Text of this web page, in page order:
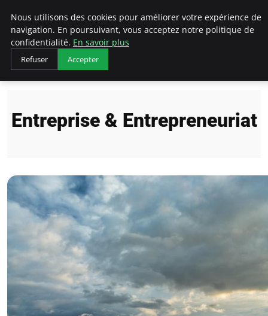
LECFCM
Accueil Entreprise & Entrepreneuriat
Entreprise & Entrepreneuriat
Nous utilisons des cookies pour améliorer votre expérience de
navigation. En poursuivant, vous acceptez notre politique de
confidentialité. En savoir plus
Refuser Accepter